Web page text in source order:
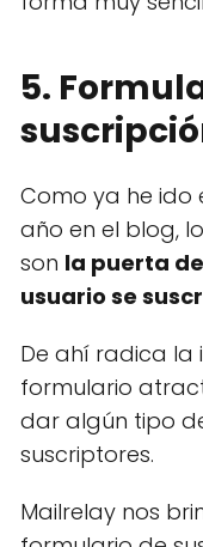
5.
Como ya he ido
año en el blog,
son la puerta
usuario se
De ahí radica
formulario
dar algún tipo
suscriptores.
Mailrelay nos